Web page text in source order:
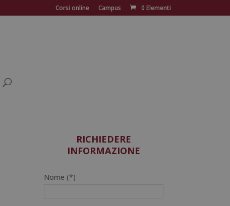
Corsi online Campus 0 Elementi
RICHIEDERE
INFORMAZIONE
Nome (*)